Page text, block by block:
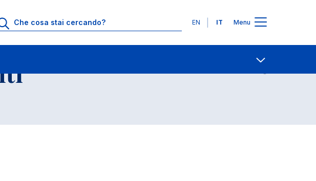
Lingue
EN IT Menu
Contatti